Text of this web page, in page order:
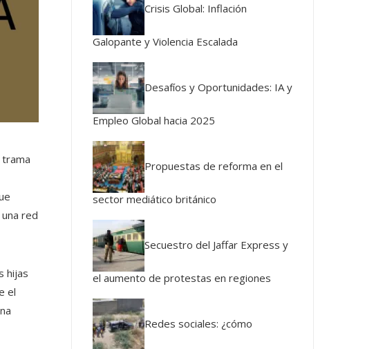
trama
red
hijas
el
Crisis Global: Inflación
Galopante y Violencia Escalada
Desafíos y Oportunidades: IA y
Empleo Global hacia 2025
Propuestas de reforma en el
sector mediático británico
Secuestro del Jaffar Express y
el aumento de protestas en regiones
Redes sociales: ¿cómo